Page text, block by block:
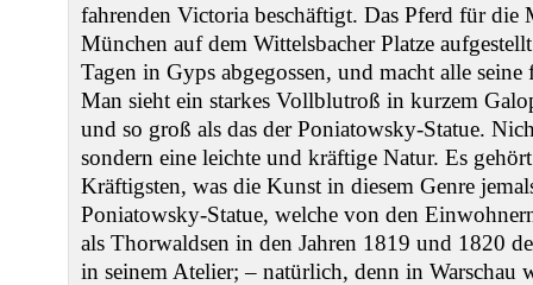
fahrenden Victoria beschäftigt. Das Pferd für die
München auf dem Wittelsbacher Platze
Tagen in Gyps abgegossen, und macht alle
Man sieht ein starkes Vollblutroß in kurzem
und so groß als das der Poniatowsky-Statue.
sondern eine leichte und kräftige Natur. Es
Kräftigsten, was die Kunst in diesem Genre
Poniatowsky-Statue, welche von den
als Thorwaldsen in den Jahren 1819 und 1820
in seinem Atelier; – natürlich, denn in Warschau